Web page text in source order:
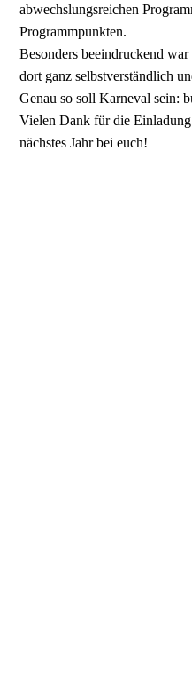
abwechslungsreichen
Programmpunkten.
Besonders beeindruckend
dort ganz selbstverständlich
Genau so soll Karneval sein:
Vielen Dank für die
nächstes Jahr bei euch!